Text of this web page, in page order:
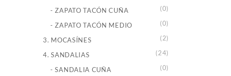
- ZAPATO TACÓN CUÑA (0)
- ZAPATO TACÓN MEDIO (0)
3. MOCASÍNES (2)
4. SANDALIAS (24)
- SANDALIA CUÑA (0)